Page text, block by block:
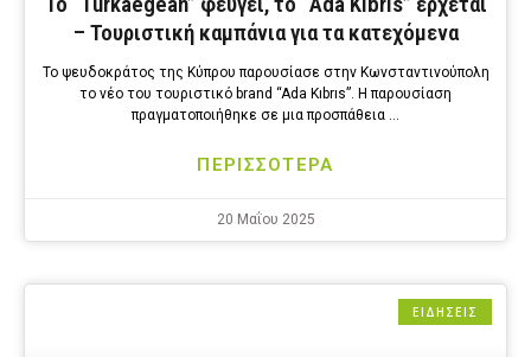
– Τουριστική καμπάνια για τα κατεχόμενα
Το ψευδοκράτος της Κύπρου παρουσίασε στην Κωνσταντινούπολη
το νέο του τουριστικό brand “Ada Kıbrıs”. Η παρουσίαση
πραγματοποιήθηκε σε μια προσπάθεια …
ΠΕΡΙΣΣΟΤΕΡΑ
20 Μαΐου 2025
ΕΙΔΗΣΕΙΣ